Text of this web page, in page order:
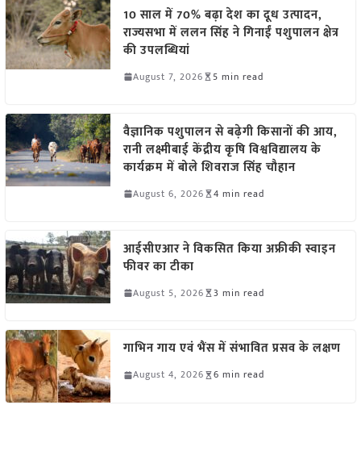
10 साल में 70% बढ़ा देश का दूध उत्पादन,
राज्यसभा में ललन सिंह ने गिनाईं पशुपालन क्षेत्र
की उपलब्धियां
August 7, 2026 5 min read
वैज्ञानिक पशुपालन से बढ़ेगी किसानों की आय,
रानी लक्ष्मीबाई केंद्रीय कृषि विश्वविद्यालय के
कार्यक्रम में बोले शिवराज सिंह चौहान
August 6, 2026 4 min read
आईसीएआर ने विकसित किया अफ्रीकी स्वाइन
फीवर का टीका
August 5, 2026 3 min read
गाभिन गाय एवं भैंस में संभावित प्रसव के लक्षण
August 4, 2026 6 min read